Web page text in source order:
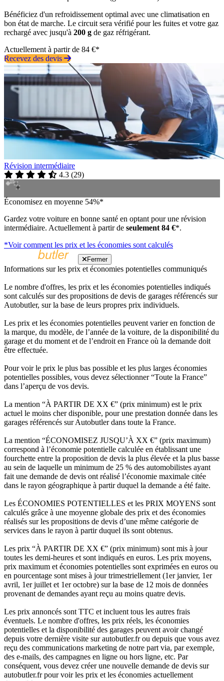
Bénéficiez d'un refroidissement optimal avec une climatisation en
bon état de marche. Le circuit sera vérifié pour les fuites et votre gaz
rechargé avec jusqu'à 200 g de gaz réfrigérant.
Actuellement à partir de 84 €*
Recevez des devis
Révision intermédiaire
4.3 (29)
Économisez en moyenne 54%*
Gardez votre voiture en bonne santé en optant pour une révision
intermédiaire. Actuellement à partir de seulement 84 €*.
*Voir comment les prix et les économies sont calculés
Fermer
Informations sur les prix et économies potentielles communiqués
Le nombre d'offres, les prix et les économies potentielles indiqués
sont calculés sur des propositions de devis de garages référencés sur
Autobutler, sur la base de leurs propres prix individuels.
Les prix et les économies potentielles peuvent varier en fonction de
la marque, du modèle, de l’année de la voiture, de la disponibilité du
garage et du moment et de l’endroit en France où la demande doit
être effectuée.
Pour voir le prix le plus bas possible et les plus larges économies
potentielles possibles, vous devez sélectionner “Toute la France”
dans l’aperçu de vos devis.
La mention “À PARTIR DE XX €” (prix minimum) est le prix
actuel le moins cher disponible, pour une prestation donnée dans les
garages référencés sur Autobutler dans toute la France.
La mention “ÉCONOMISEZ JUSQU’À XX €” (prix maximum)
correspond à l’économie potentielle calculée en établissant une
fourchette entre la proposition de devis la plus élevée et la plus basse
au sein de laquelle un minimum de 25 % des automobilistes ayant
fait une demande de devis ont réalisé l’économie maximale citée
dans le rayon géographique à partir duquel la demande a été faite.
Les ÉCONOMIES POTENTIELLES et les PRIX MOYENS sont
calculés grâce à une moyenne globale des prix et des économies
réalisés sur les propositions de devis d’une même catégorie de
services dans le rayon à partir duquel ils sont obtenus.
Les prix “À PARTIR DE XX €” (prix minimum) sont mis à jour
toutes les demi-heures et sont indiqués en euros. Les prix moyens,
prix maximum et économies potentielles sont exprimées en euros ou
en pourcentage sont mises à jour trimestriellement (1er janvier, 1er
avril, 1er juillet et 1er octobre) sur la base de 12 mois de données
provenant de demandes ayant reçu au moins quatre devis.
Les prix annoncés sont TTC et incluent tous les autres frais
éventuels. Le nombre d'offres, les prix réels, les économies
potentielles et la disponibilité des garages peuvent avoir changé
depuis votre dernière visite sur autobutler.fr ou depuis que vous avez
reçu des communications marketing de notre part via, par exemple,
des e-mails, des campagnes en ligne ou hors ligne, etc. Par
conséquent, vous devez créer une nouvelle demande de devis sur
autobutler.fr pour voir les prix et les économies actuellement